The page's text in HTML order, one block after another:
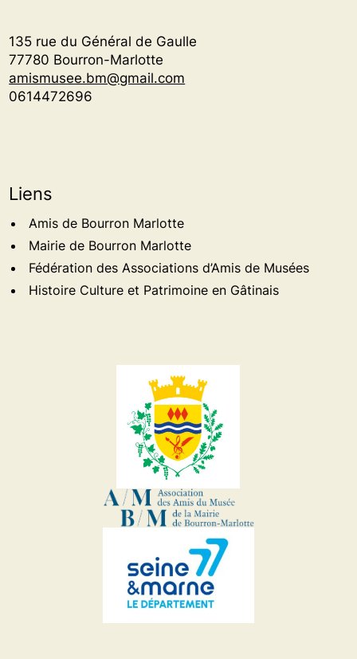
135 rue du Général de Gaulle
77780 Bourron-Marlotte
amismusee.bm@gmail.com
0614472696
Liens
Amis de Bourron Marlotte
Mairie de Bourron Marlotte
Fédération des Associations d’Amis de Musées
Histoire Culture et Patrimoine en Gâtinais